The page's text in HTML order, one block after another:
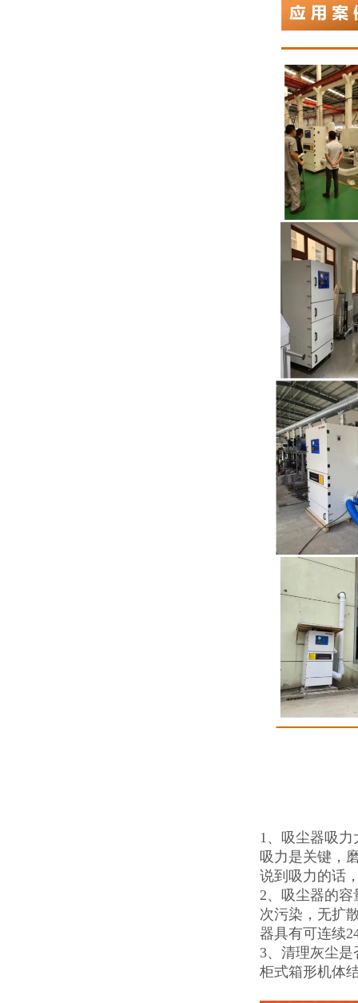
1、吸尘器吸
吸力是关键，
说到吸力的话
2、吸尘器的容
次污染，无扩
器具有可连续
3、清理灰尘
柜式箱形机体